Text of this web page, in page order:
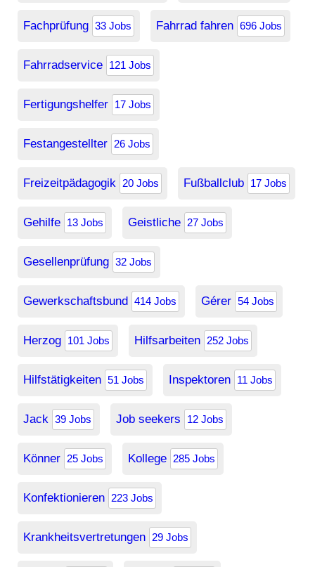
Fachprüfung 33 Jobs Fahrrad fahren 696 Jobs
Fahrradservice 121 Jobs
Fertigungshelfer 17 Jobs
Festangestellter 26 Jobs
Freizeitpädagogik 20 Jobs Fußballclub 17 Jobs
Gehilfe 13 Jobs Geistliche 27 Jobs
Gesellenprüfung 32 Jobs
Gewerkschaftsbund 414 Jobs Gérer 54 Jobs
Herzog 101 Jobs Hilfsarbeiten 252 Jobs
Hilfstätigkeiten 51 Jobs Inspektoren 11 Jobs
Jack 39 Jobs Job seekers 12 Jobs
Könner 25 Jobs Kollege 285 Jobs
Konfektionieren 223 Jobs
Krankheitsvertretungen 29 Jobs